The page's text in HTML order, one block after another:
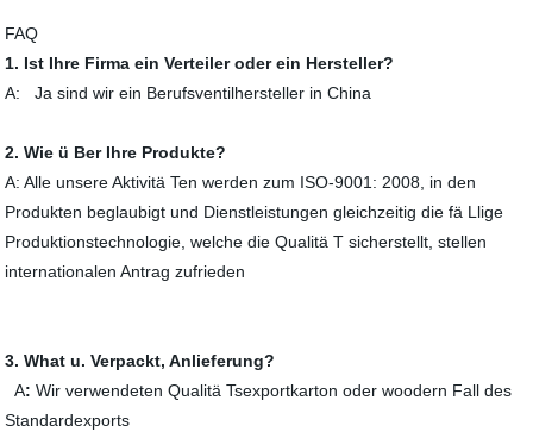
FAQ
1. Ist Ihre Firma ein Verteiler oder ein Hersteller?
A: Ja sind wir ein Berufsventilhersteller in China
2. Wie ü Ber Ihre Produkte?
A: Alle unsere Aktivitä Ten werden zum ISO-9001: 2008, in den
Produkten beglaubigt und Dienstleistungen gleichzeitig die fä Llige
Produktionstechnologie, welche die Qualitä T sicherstellt, stellen
internationalen Antrag zufrieden
3. What u. Verpackt, Anlieferung?
A:Wir verwendeten Qualitä Tsexportkarton oder woodern Fall des
Standardexports